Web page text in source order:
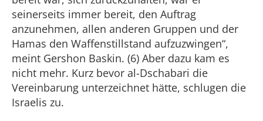
seinerseits immer bereit, den Auftrag
anzunehmen, allen anderen Gruppen und der
Hamas den Waffenstillstand aufzuzwingen“,
meint Gershon Baskin. (6) Aber dazu kam es
nicht mehr. Kurz bevor al-Dschabari die
Vereinbarung unterzeichnet hätte, schlugen die
Israelis zu.